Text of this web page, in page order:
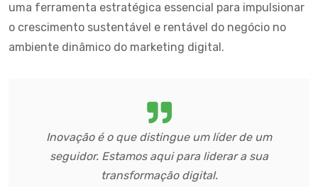
uma ferramenta estratégica essencial para impulsionar
o crescimento sustentável e rentável do negócio no
ambiente dinâmico do marketing digital.
Inovação é o que distingue um líder de um
seguidor. Estamos aqui para liderar a sua
transformação digital.